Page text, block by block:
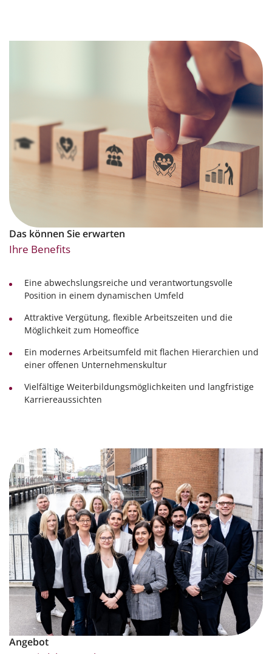
Das können Sie erwarten
Ihre Benefits
Eine abwechslungsreiche und verantwortungsvolle
Position in einem dynamischen Umfeld
Attraktive Vergütung, flexible Arbeitszeiten und die
Möglichkeit zum Homeoffice
Ein modernes Arbeitsumfeld mit flachen Hierarchien und
einer offenen Unternehmenskultur
Vielfältige Weiterbildungsmöglichkeiten und langfristige
Karriereaussichten
Angebot